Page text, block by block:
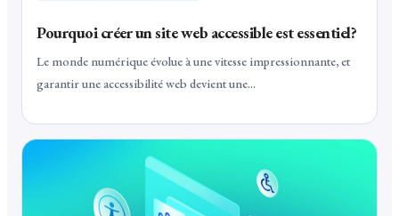
Pourquoi créer un site web accessible est essentiel?
Le monde numérique évolue à une vitesse impressionnante, et
garantir une accessibilité web devient une...